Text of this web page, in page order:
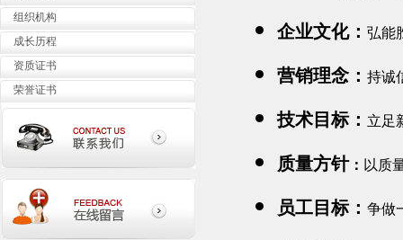
组织机构
成长历程
资质证书
荣誉证书
企业文化： 弘能
营销理念： 持诚
技术目标： 立足
质量方针： 以质
员工目标： 争做